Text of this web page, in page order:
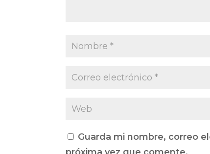
Guarda mi nombre, correo